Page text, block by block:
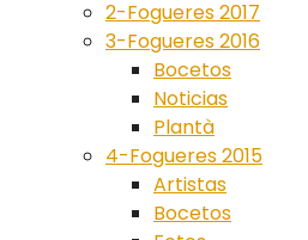
2-Fogueres 2017
3-Fogueres 2016
Bocetos
Noticias
Plantà
4-Fogueres 2015
Artistas
Bocetos